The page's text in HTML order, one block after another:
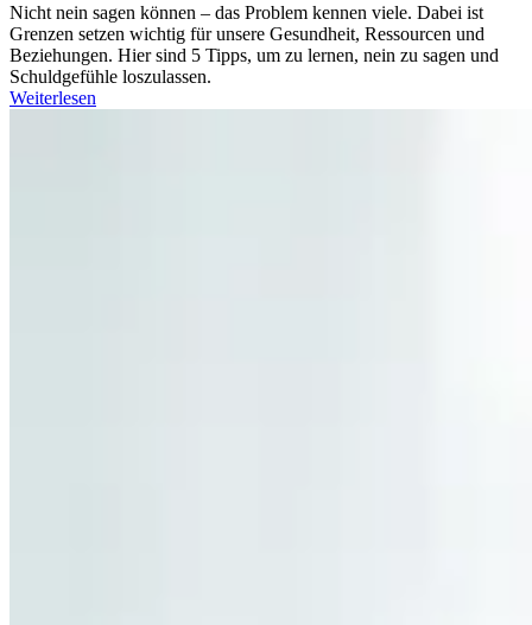
Nicht nein sagen können – das Problem kennen viele. Dabei ist
Grenzen setzen wichtig für unsere Gesundheit, Ressourcen und
Beziehungen. Hier sind 5 Tipps, um zu lernen, nein zu sagen und
Schuldgefühle loszulassen.
Weiterlesen